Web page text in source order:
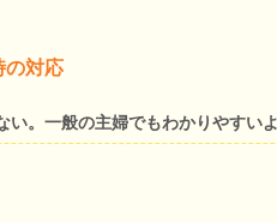
の対応
い。一般の主婦でもわかりやすい